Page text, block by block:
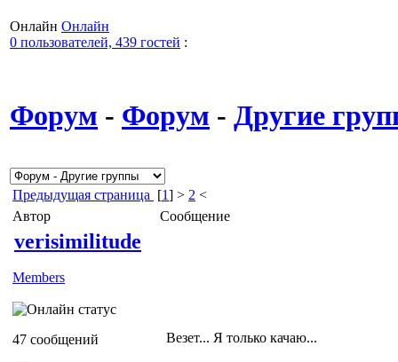
Онлайн Онлайн
0 пользователей, 439 гостей :
Форум - Форум - Другие
Предыдущая страница [1] > 2 <
Автор
Сообщение
verisimilitude
Members
47 сообщений Везет... Я только качаю...